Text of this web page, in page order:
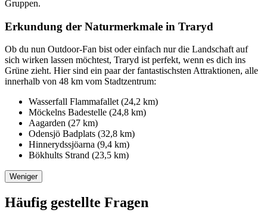
Gruppen.
Erkundung der Naturmerkmale in Traryd
Ob du nun Outdoor-Fan bist oder einfach nur die Landschaft auf
sich wirken lassen möchtest, Traryd ist perfekt, wenn es dich ins
Grüne zieht. Hier sind ein paar der fantastischsten Attraktionen, alle
innerhalb von 48 km vom Stadtzentrum:
Wasserfall Flammafallet (24,2 km)
Möckelns Badestelle (24,8 km)
Aagarden (27 km)
Odensjö Badplats (32,8 km)
Hinnerydssjöarna (9,4 km)
Bökhults Strand (23,5 km)
Weniger
Häufig gestellte Fragen